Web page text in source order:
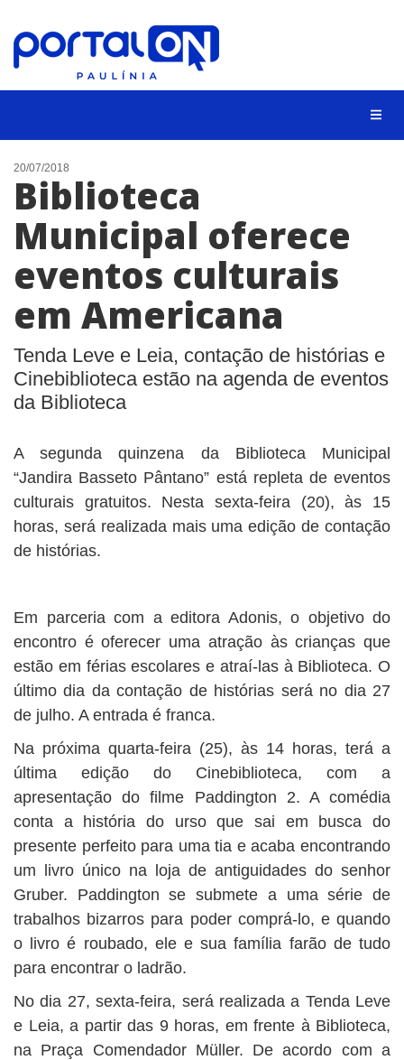
CIDADES
EVENTOS
EMPREGO
ANIVERSÁRIO DAS CIDADES
ANUNCIE
CONTATO
BUSCAR
20/07/2018
Biblioteca
Municipal oferece
eventos culturais
em Americana
Tenda Leve e Leia, contação de histórias e
Cinebiblioteca estão na agenda de eventos
da Biblioteca
A segunda quinzena da Biblioteca Municipal
“Jandira Basseto Pântano” está repleta de eventos
culturais gratuitos. Nesta sexta-feira (20), às 15
horas, será realizada mais uma edição de contação
de histórias.
Em parceria com a editora Adonis, o objetivo do
encontro é oferecer uma atração às crianças que
estão em férias escolares e atraí-las à Biblioteca. O
último dia da contação de histórias será no dia 27
de julho. A entrada é franca.
Na próxima quarta-feira (25), às 14 horas, terá a
última edição do Cinebiblioteca, com a
apresentação do filme Paddington 2. A comédia
conta a história do urso que sai em busca do
presente perfeito para uma tia e acaba encontrando
um livro único na loja de antiguidades do senhor
Gruber. Paddington se submete a uma série de
trabalhos bizarros para poder comprá-lo, e quando
o livro é roubado, ele e sua família farão de tudo
para encontrar o ladrão.
No dia 27, sexta-feira, será realizada a Tenda Leve
e Leia, a partir das 9 horas, em frente à Biblioteca,
na Praça Comendador Müller. De acordo com a